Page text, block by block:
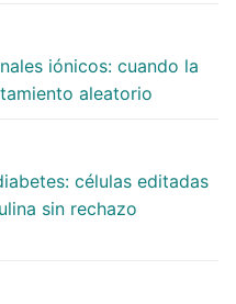
iónicos: cuando la
aleatorio
células editadas
sin rechazo